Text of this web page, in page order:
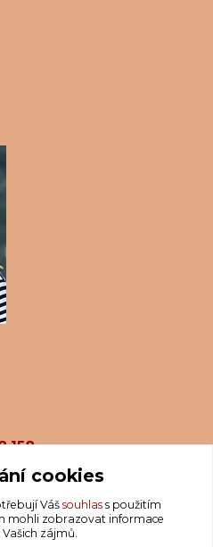
158
cookies
Váš souhlass použitím
mohli zobrazovat informace
zájmů.